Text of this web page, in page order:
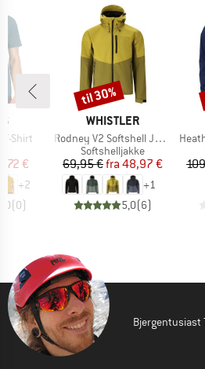
Shirt
pris
€
+2
(0)
MÆRKE
WHISTLER
Artikel
Rodney V2 Softshell Jacket W-Pro 8000
Produktgruppe
Softshelljakke
Pris
69,95 € Nedsat pris
fra 48,97 €
+1
5,0(6)
Rabat
til 30%
Bjergentusiast